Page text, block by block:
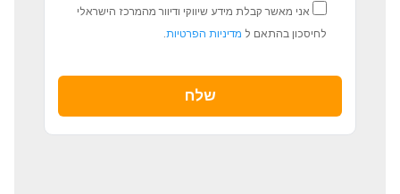
אני מאשר קבלת מידע שיווקי ודיוור מהמרכז הישראלי
לחיסכון בהתאם ל מדיניות הפרטיות.